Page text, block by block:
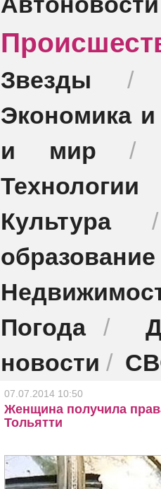
Звезды
Экономика
и мир
Технологии
Культура
образование
Погода/
новости /
07.07.2014 10:50
Женщина получила
Тольятти